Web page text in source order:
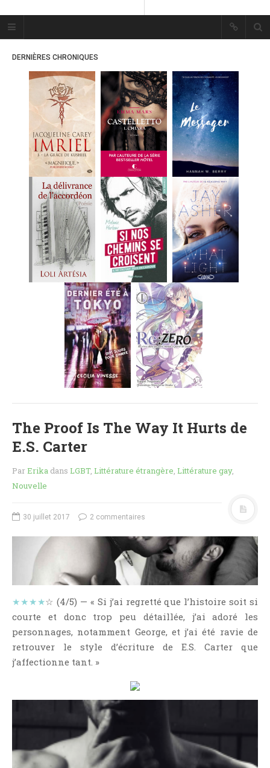
Plume Bleue
« Les mots sont les passants
« Les mots sont les passants
mystérieux de l’âme. »
ACCUEIL
LES PLUMES
MES FUTURES
LECTURES
MES CRITIQUES
MES ARTICLES
MARION
MES FUTURES
LECTURES
MES CRITIQUES
MES ARTICLES
MES FUTURES
LECTURES
MES CRITIQUES
STEVEN
MES FUTURES
MES CRITIQUES
NOS VIDÉOS
SWAPS & CHALLENGES
LES TAGS
QUI SOMMES-NOUS ?
CONCOURS
Articles D'Erika
Articles De Marion
DERNIÈRES CHRONIQUES
The Proof Is The Way It Hurts de
E.S. Carter
ParErika dans LGBT, Littérature étrangère, Littérature gay,
Nouvelle
30 juillet 2017 2 commentaires
★★★★☆ (4/5) — « Si j’ai regretté que l’histoire soit si
courte et donc trop peu détaillée, j’ai adoré les
personnages, notamment George, et j’ai été ravie de
retrouver le style d’écriture de E.S. Carter que
j’affectionne tant. »